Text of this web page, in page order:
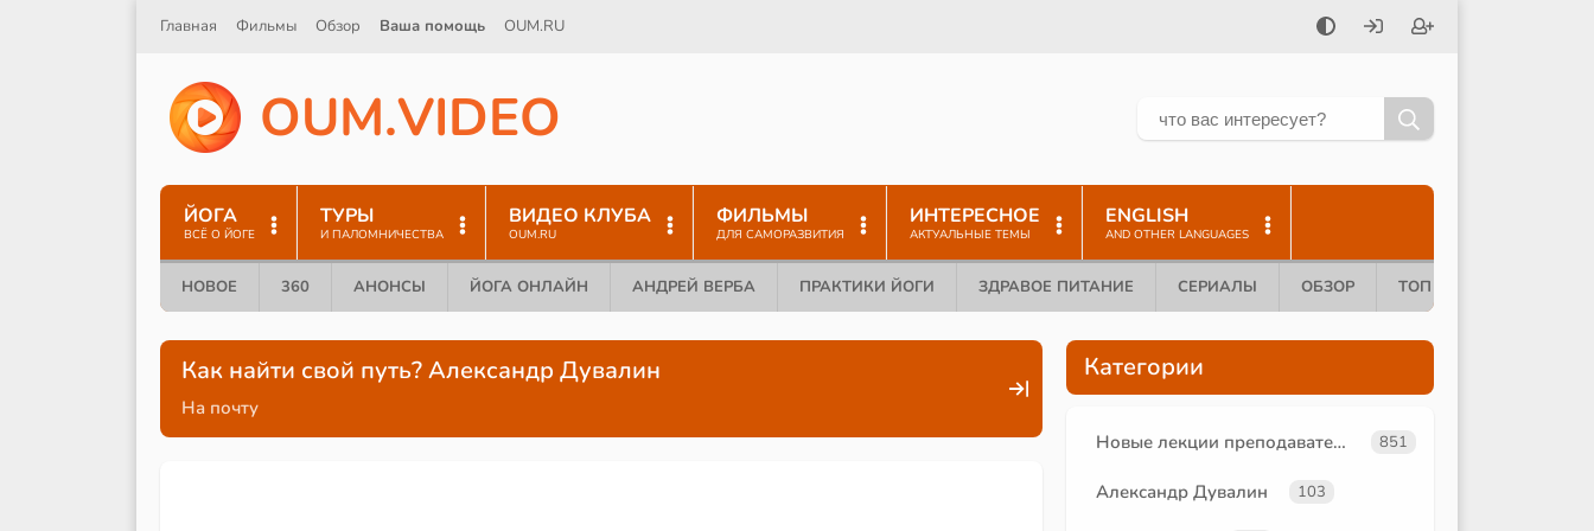
Главная Фильмы Обзор Ваша помощь OUM.RU
OUM.VIDEO
ЙОГА
ВСЁ О ЙОГЕ
ТУРЫ
И ПАЛОМНИЧЕСТВА
ВИДЕО КЛУБА
OUM.RU
ФИЛЬМЫ
ДЛЯ САМОРАЗВИТИЯ
ИНТЕРЕСНОЕ
АКТУАЛЬНЫЕ ТЕМЫ
ENGLISH
AND OTHER LANGUAGES
НОВОЕ 360 АНОНСЫ ЙОГА ОНЛАЙН АНДРЕЙ ВЕРБА ПРАКТИКИ ЙОГИ ЗДРАВОЕ ПИТАНИЕ СЕРИАЛЫ ОБЗОР ТОП 10
Как найти свой путь? Александр Дувалин
На почту
Категории
Новые лекции преподавателей 851
Александр Дувалин 103